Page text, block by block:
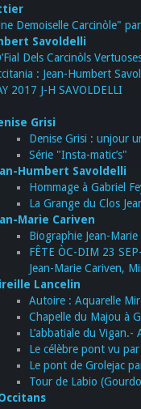
Demoiselle Carcinòle"
Savoldelli
Dels Carcinòls
: Jean-Humbert
2017 J-H SAVOLDELLI
Grisi
Denise Grisi : unjour
Série "Insta-matic’s"
Humbert Savoldelli
Hommage à Gabriel
La Grange du Clos
Marie Cariven
Biographie Jean-
FÊTE ÒC-DIM 23
Jean-Marie Cariven,
Lancelin
Autoire : Aquarelle
Chapelle du Majou à
L’abbatiale du Vigan.-
Le célèbre pont vu
Le pont de Grolejac
Tour de Labio